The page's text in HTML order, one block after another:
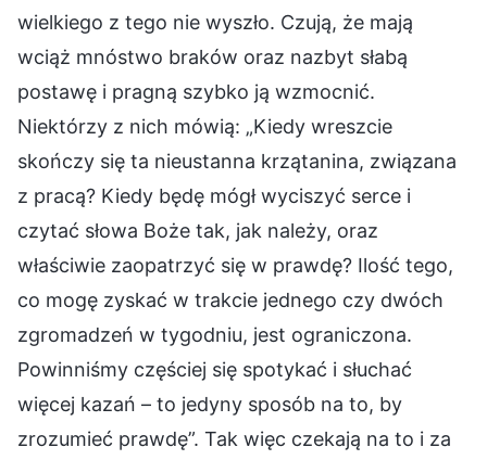
wielkiego z tego nie wyszło. Czują, że mają
wciąż mnóstwo braków oraz nazbyt słabą
postawę i pragną szybko ją wzmocnić.
Niektórzy z nich mówią: „Kiedy wreszcie
skończy się ta nieustanna krzątanina, związana
z pracą? Kiedy będę mógł wyciszyć serce i
czytać słowa Boże tak, jak należy, oraz
właściwie zaopatrzyć się w prawdę? Ilość tego,
co mogę zyskać w trakcie jednego czy dwóch
zgromadzeń w tygodniu, jest ograniczona.
Powinniśmy częściej się spotykać i słuchać
więcej kazań – to jedyny sposób na to, by
zrozumieć prawdę”. Tak więc czekają na to i za